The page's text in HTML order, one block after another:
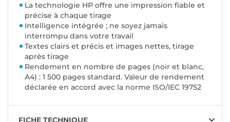
La technologie HP offre une impression fiable et
précise à chaque tirage
Intelligence intégrée ; ne soyez jamais
interrompu dans votre travail
Textes clairs et précis et images nettes, tirage
après tirage
Rendement en nombre de pages (noir et blanc,
A4) : 1 500 pages standard. Valeur de rendement
déclarée en accord avec la norme ISO/IEC 19752
FICHE TECHNIQUE